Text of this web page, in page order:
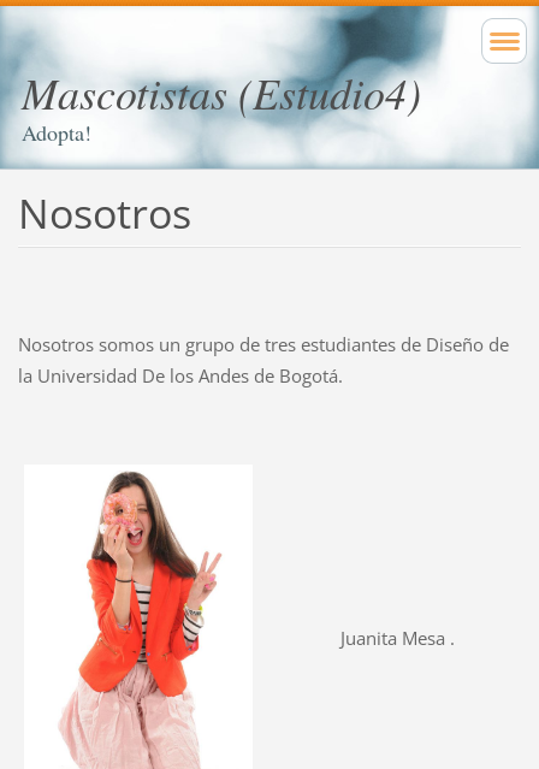
Mascotistas (Estudio4)
Adopta!
Nosotros
Nosotros somos un grupo de tres estudiantes de Diseño de
la Universidad De los Andes de Bogotá.
Juanita Mesa .